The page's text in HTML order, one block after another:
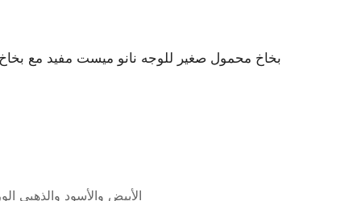
بخاخ محمول صغير للوجه نانو ميست مفيد مع
الأبيض والأسود والذهبي